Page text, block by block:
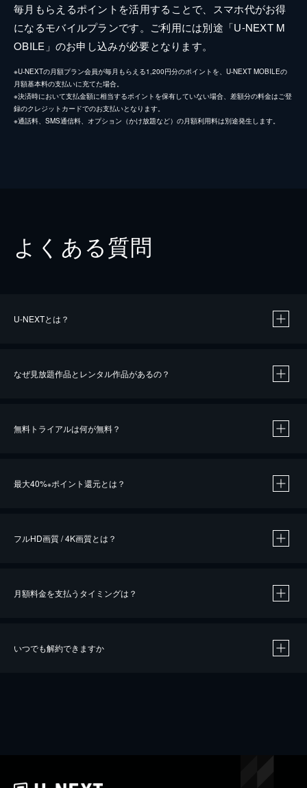
毎月もらえるポイントを活用することで、スマホ代がお得
になるモバイルプランです。ご利用には別途「U-NEXT M
OBILE」のお申し込みが必要となります。
※U-NEXTの月額プラン会員が毎月もらえる1,200円分のポイントを、U-NEXT MOBILEの
月額基本料の支払いに充てた場合。
※決済時において支払金額に相当するポイントを保有していない場合、差額分の料金はご登
録のクレジットカードでのお支払いとなります。
※通話料、SMS通信料、オプション（かけ放題など）の月額利用料は別途発生します。
よくある質問
U-NEXTとは？
なぜ見放題作品とレンタル作品があるの？
無料トライアルは何が無料？
最大40%※ポイント還元とは？
※40％ポイント還元の対象は、クレジットカード決済による作品の購入 / レンタルです。
iOSアプリのUコイン決済による作品の購入 / レンタルは、20％のポイント還元です。
フルHD画質 / 4K画質とは？
月額料金を支払うタイミングは？
いつでも解約できますか